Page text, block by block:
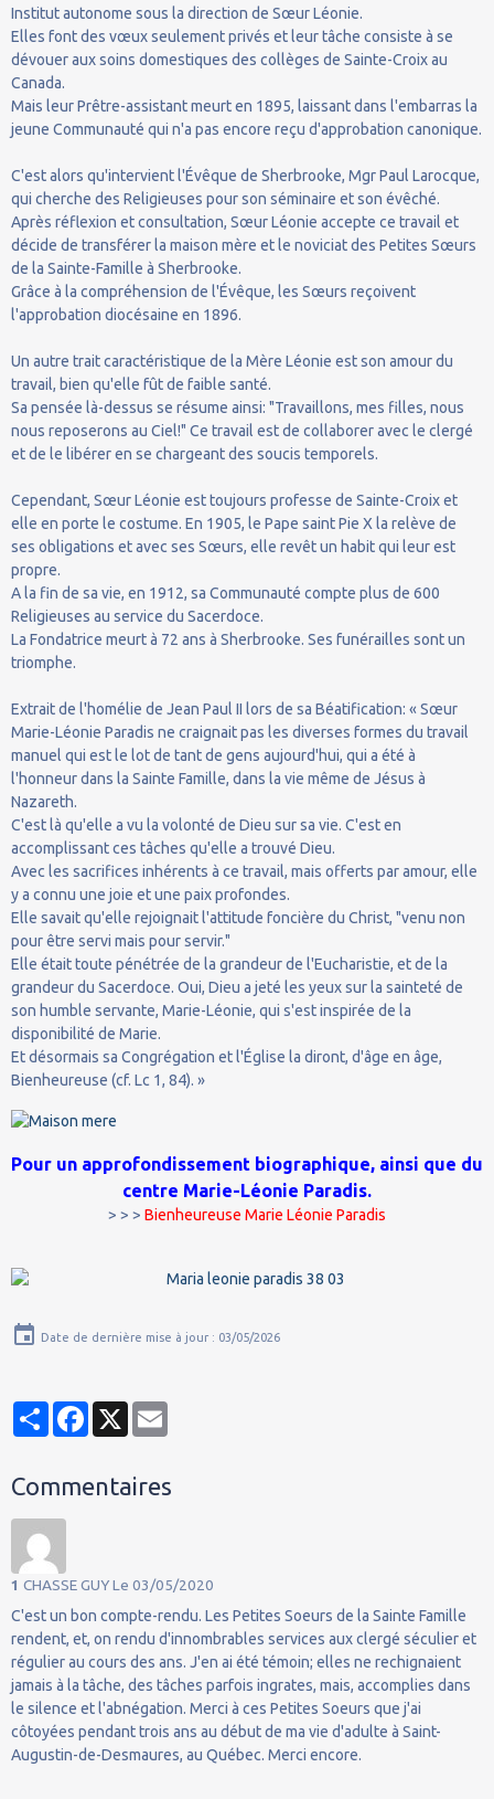
Institut autonome sous la direction de Sœur Léonie.
Elles font des vœux seulement privés et leur tâche consiste à se
dévouer aux soins domestiques des collèges de Sainte-Croix au
Canada.
Mais leur Prêtre-assistant meurt en 1895, laissant dans l'embarras la
jeune Communauté qui n'a pas encore reçu d'approbation canonique.
C'est alors qu'intervient l'Évêque de Sherbrooke, Mgr Paul Larocque,
qui cherche des Religieuses pour son séminaire et son évêché.
Après réflexion et consultation, Sœur Léonie accepte ce travail et
décide de transférer la maison mère et le noviciat des Petites Sœurs
de la Sainte-Famille à Sherbrooke.
Grâce à la compréhension de l'Évêque, les Sœurs reçoivent
l'approbation diocésaine en 1896.
Un autre trait caractéristique de la Mère Léonie est son amour du
travail, bien qu'elle fût de faible santé.
Sa pensée là-dessus se résume ainsi: "Travaillons, mes filles, nous
nous reposerons au Ciel!" Ce travail est de collaborer avec le clergé
et de le libérer en se chargeant des soucis temporels.
Cependant, Sœur Léonie est toujours professe de Sainte-Croix et
elle en porte le costume. En 1905, le Pape saint Pie X la relève de
ses obligations et avec ses Sœurs, elle revêt un habit qui leur est
propre.
A la fin de sa vie, en 1912, sa Communauté compte plus de 600
Religieuses au service du Sacerdoce.
La Fondatrice meurt à 72 ans à Sherbrooke. Ses funérailles sont un
triomphe.
Extrait de l'homélie de Jean Paul II lors de sa Béatification: « Sœur
Marie-Léonie Paradis ne craignait pas les diverses formes du travail
manuel qui est le lot de tant de gens aujourd'hui, qui a été à
l'honneur dans la Sainte Famille, dans la vie même de Jésus à
Nazareth.
C'est là qu'elle a vu la volonté de Dieu sur sa vie. C'est en
accomplissant ces tâches qu'elle a trouvé Dieu.
Avec les sacrifices inhérents à ce travail, mais offerts par amour, elle
y a connu une joie et une paix profondes.
Elle savait qu'elle rejoignait l'attitude foncière du Christ, "venu non
pour être servi mais pour servir."
Elle était toute pénétrée de la grandeur de l'Eucharistie, et de la
grandeur du Sacerdoce. Oui, Dieu a jeté les yeux sur la sainteté de
son humble servante, Marie-Léonie, qui s'est inspirée de la
disponibilité de Marie.
Et désormais sa Congrégation et l'Église la diront, d'âge en âge,
Bienheureuse (cf. Lc 1, 84). »
Pour un approfondissement biographique, ainsi que du
centre Marie-Léonie Paradis.
> > > Bienheureuse Marie Léonie Paradis
Date de dernière mise à jour : 03/05/2026
PartagerFacebook
X
Commentaires
1 CHASSE GUYLe 03/05/2020
C'est un bon compte-rendu. Les Petites Soeurs de la Sainte Famille
rendent, et, on rendu d'innombrables services aux clergé séculier et
régulier au cours des ans. J'en ai été témoin; elles ne rechignaient
jamais à la tâche, des tâches parfois ingrates, mais, accomplies dans
le silence et l'abnégation. Merci à ces Petites Soeurs que j'ai
côtoyées pendant trois ans au début de ma vie d'adulte à Saint-
Augustin-de-Desmaures, au Québec. Merci encore.